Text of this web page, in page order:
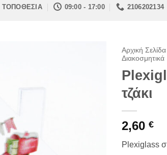
ΤΟΠΟΘΕΣΙΑ 09:00 - 17:00 2106202134
Αρχική Σελίδα
Διακοσμητικά
τζάκι
2,60 €
Plexiglass